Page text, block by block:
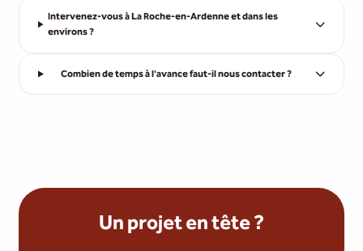
Intervenez-vous à La Roche-en-Ardenne et dans les
environs ?
Combien de temps à l'avance faut-il nous contacter ?
Un projet en tête ?